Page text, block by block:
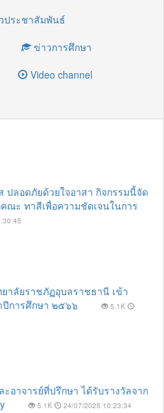
ประชาสัมพันธ์
ข่าวการศึกษา
Video channel
ลอดภัยด้วยใจอาสา กิจกรรมนี้จัด
ณะ ทาสีเพื่อความชัดเจนในการ
ลัยราชภัฏอุบลราชธานี เข้า
การศึกษา ๒๕๖๖
5.1K
อาจารย์ที่ปรึกษา ได้รับรางวัลจาก
5.1K 24/07/2025 10:23:34